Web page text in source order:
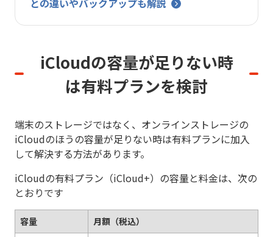
iCloudの容量が足りない時
は有料プランを検討
端末のストレージではなく、オンラインストレージの
iCloudのほうの容量が足りない時は有料プランに加入
して解決する方法があります。
iCloudの有料プラン（iCloud+）の容量と料金は、次の
とおりです
容量
月額（税込）